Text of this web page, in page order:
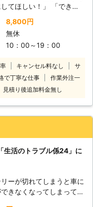
できる状況になるように
いただきますので、車のバ
がった時はぜひ弊社をご
ませ。
ら受け付けていますので
ッテリー上がり？」とい
ください。 ●対応地
無料！6,000円から対応
・山梨（一部）まで対応
費無料です。 車のバ
り対処は6,000円から対
ので「料金の目安がなく
外のクリーニングを承っ
から、うちまで点検に来
な」そんなときはお任せ
てほしい！」 「できる
早くジャンプスタートして
探している」 そんなと
ルミエールにお任せくだ
ようお手伝い！突然のバ
りでお困りのところを解
8,800円（税込）でお客
アで車のバッテリー上が
ときにはご連絡くださ
8,800円
無休
10：00～19：00
キャンセル料なし
サ
で丁寧な仕事
作業外注一
見積り後追加料金無し
生活のトラブル係24」に
ーが切れてしまうと車に
きなくなってしまって、
ですよね。ドライブ中に車